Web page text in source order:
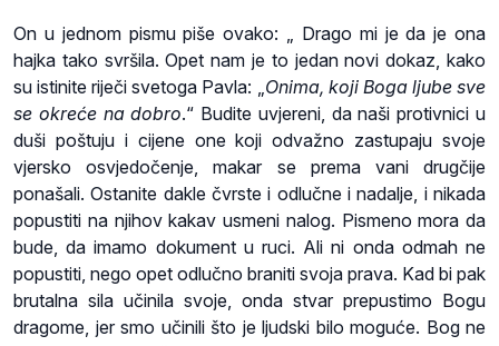
On u jednom pismu piše ovako: „ Drago mi je da je ona
hajka tako svršila. Opet nam je to jedan novi dokaz, kako
su istinite riječi svetoga Pavla: „ Onima, koji Boga ljube sve
se okreće na dobro.“ Budite uvjereni, da naši protivnici u
duši poštuju i cijene one koji odvažno zastupaju svoje
vjersko osvjedočenje, makar se prema vani drugčije
ponašali. Ostanite dakle čvrste i odlučne i nadalje, i nikada
popustiti na njihov kakav usmeni nalog. Pismeno mora da
bude, da imamo dokument u ruci. Ali ni onda odmah ne
popustiti, nego opet odlučno braniti svoja prava. Kad bi pak
brutalna sila učinila svoje, onda stvar prepustimo Bogu
dragome, jer smo učinili što je ljudski bilo moguće. Bog ne